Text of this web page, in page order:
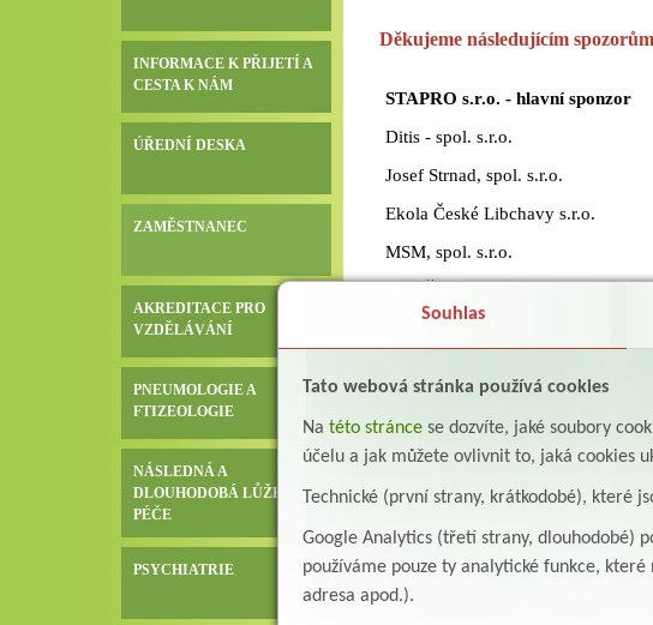
INFORMACE K PŘIJETÍ A
CESTA K NÁM
ÚŘEDNÍ DESKA
ZAMĚSTNANEC
AKREDITACE PRO
VZDĚLÁVÁNÍ
PNEUMOLOGIE A
FTIZEOLOGIE
NÁSLEDNÁ A
DLOUHODOBÁ LŮŽKOVÁ
PÉČE
PSYCHIATRIE
Děkujeme následujícím
STAPRO s.r.o. - hlavní sponzor
Ditis - spol. s.r.o.
Josef Strnad, spol. s.r.o.
Ekola České Libchavy s.r.o.
MSM, spol. s.r.o.
MAPO medical s.r.o.
SEMO VÝTAHY s.r.o.
Souhlas
Tato webová stránka používá cookies
Na této stránce se dozvíte, jaké soubory
účelu a jak můžete ovlivnit to, jaká cookies
Technické (první strany, krátkodobé), které
Google Analytics (třetí strany, dlouhodobé)
používáme pouze ty analytické funkce,
adresa apod.).